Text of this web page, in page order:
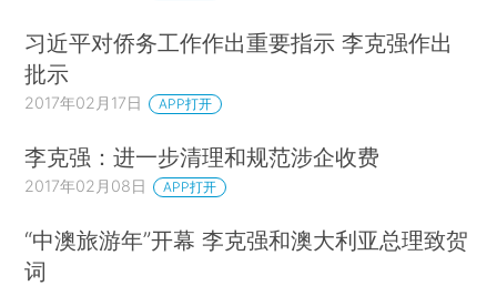
习近平对侨务工作作出重要指示 李克强作出
批示
2017年02月17日 APP打开
李克强：进一步清理和规范涉企收费
2017年02月08日 APP打开
“中澳旅游年”开幕 李克强和澳大利亚总理致贺
词